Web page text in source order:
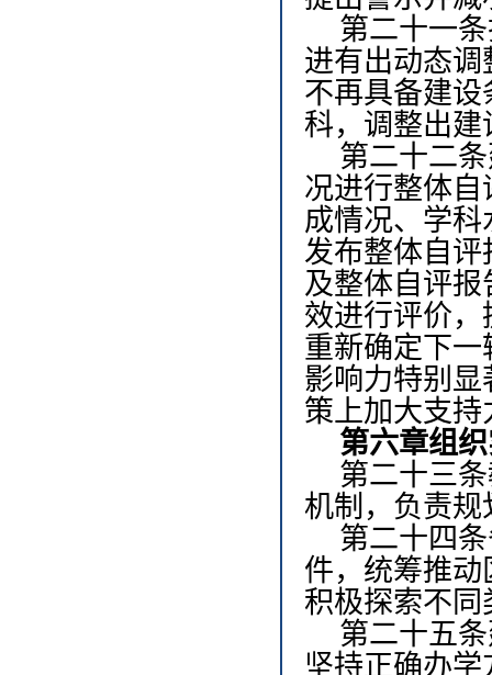
第二十一条
进有出动态
不再具备建
科，调整出建
第二十二条
况进行整体
成情况、学
发布整体自
及整体自评
效进行评价
重新确定下
影响力特别
策上加大支持
第六章组
第二十三条
机制，负责
第二十四条
件，统筹推
积极探索不
第二十五条
坚持正确办